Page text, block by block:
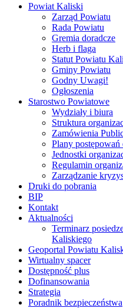
Powiat Kaliski
Zarząd Powiatu
Rada Powiatu
Gremia doradcze
Herb i flaga
Statut Powiatu
Gminy Powiatu
Godny Uwagi!
Ogłoszenia
Starostwo Powiatowe
Wydziały i biura
Struktura
Zamówienia
Plany
Jednostki
Regulamin
Zarządzanie
Druki do pobrania
BIP
Kontakt
Aktualności
Terminarz
Kaliskiego
Geoportal Powiatu
Wirtualny spacer
Dostępność plus
Dofinansowania
Strategia
Poradnik bezpieczeństwa